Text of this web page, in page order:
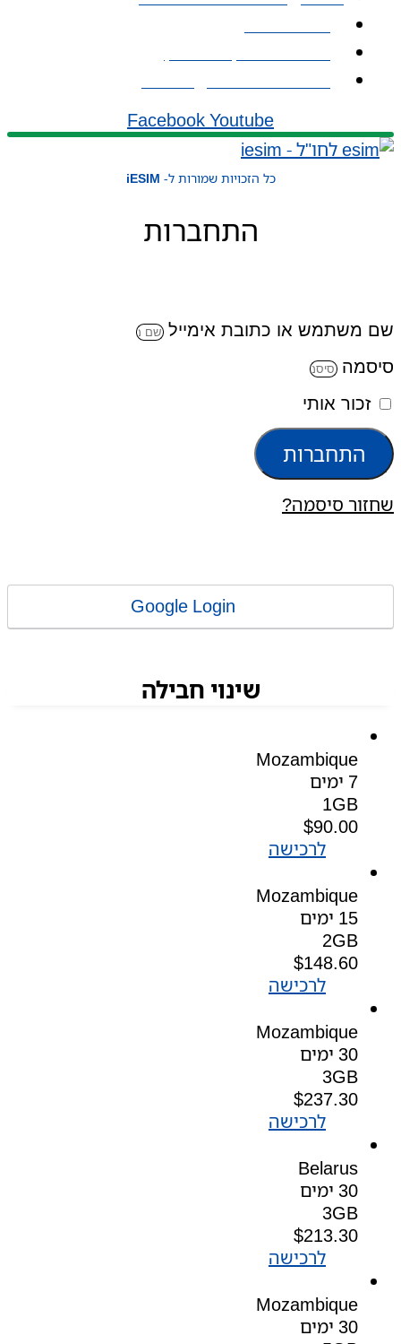
Facebook Youtube
כל הזכויות שמורות ל- iESIM
התחברות
שם משתמש או כתובת אימייל
סיסמה
זכור אותי
התחברות
שחזור סיסמה?
שינוי חבילה
Mozambique
7 ימים
1GB
$90.00
לרכישה
Mozambique
15 ימים
2GB
$148.60
לרכישה
Mozambique
30 ימים
3GB
$237.30
לרכישה
Belarus
30 ימים
3GB
$213.30
לרכישה
Mozambique
30 ימים